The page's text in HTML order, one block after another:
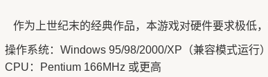
作为上世纪末的经典作品，本游戏对硬件要求极低
操作系统：Windows 95/98/2000/XP（兼容模式运行）
CPU：Pentium 166MHz 或更高